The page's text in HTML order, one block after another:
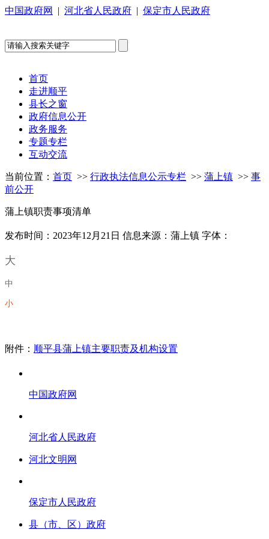
中国政府网 | 河北省人民政府 | 保定市人民政府
首页
走进顺平
县长之窗
政府信息公开
政务服务
专题专栏
互动交流
当前位置： 首页 >> 行政执法信息公示专栏 >> 蒲上镇 >> 事
前公开
蒲上镇职责事项清单
发布时间：2023年12月21日 信息来源：蒲上镇 字体：
大
中
小
附件： 顺平县蒲上镇主要职责及机构设置
中国政府网
河北省人民政府
河北文明网
保定市人民政府
县（市、区）政府